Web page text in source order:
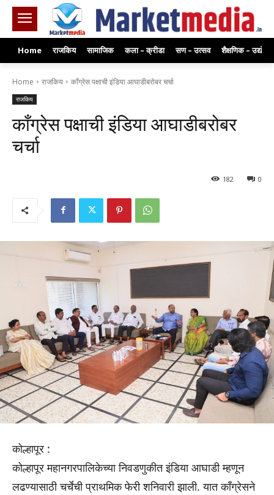
Home राजकिय सामाजिक कला – क्रीडा सण – उत्सव शैक्षणिक – उद्योग
Home राजकिय काँग्रेस पक्षाची इंडिया आघाडीबरोबर चर्चा
राजकिय
काँग्रेस पक्षाची इंडिया आघाडीबरोबर
चर्चा
0
182
कोल्हापूर :
कोल्हापूर महानगरपालिकेच्या निवडणुकीत इंडिया आघाडी म्हणून
लढण्यासाठी चर्चेची प्राथमिक फेरी शनिवारी झाली. यात काँग्रेसने